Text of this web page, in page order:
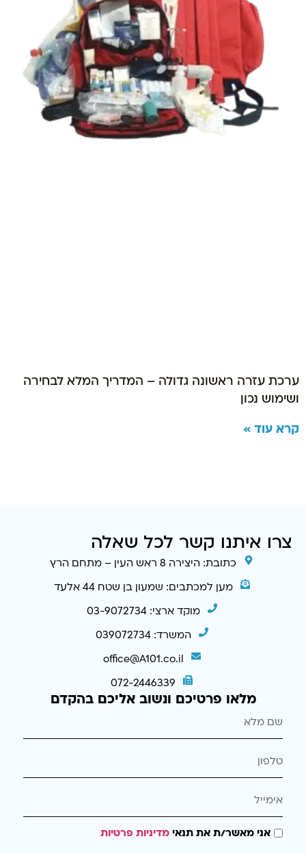
ערכת עזרה ראשונה גדולה – המדריך המלא לבחירה
ושימוש נכון
קרא עוד »
צרו איתנו קשר לכל שאלה
כתובת: היצירה 8 ראש העין – מתחם הרץ
מען למכתבים: שמעון בן שטח 44 אלעד
מוקד ארצי: 03-9072734
המשרד: 039072734
office@A101.co.il
072-2446339
מלאו פרטיכם ונשוב אליכם בהקדם
אני מאשר/ת את תנאימדיניות פרטיות